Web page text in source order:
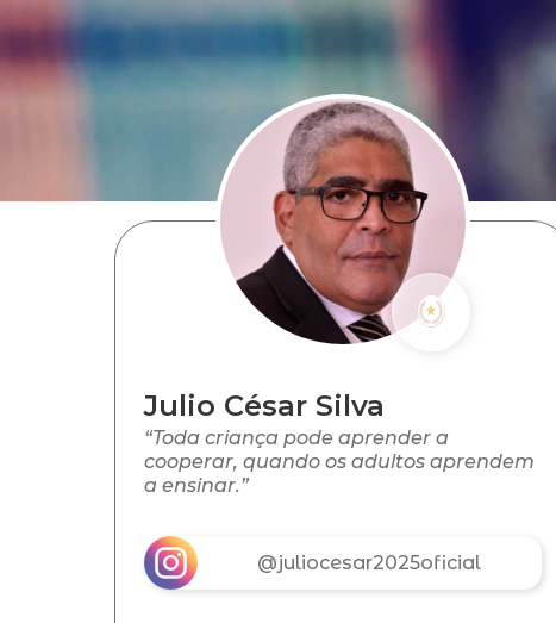
Julio César Silva
“Toda criança pode aprender a
cooperar, quando os adultos aprendem
a ensinar.”
@juliocesar2025oficial